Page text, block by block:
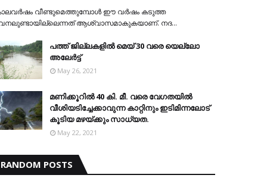
വീണ്ടുമെത്തുമ്പോള്‍ ഈ വര്‍ഷം കടുത്ത
ആശ്വാസമാകുകയാണ്. നദ…
പത്ത് ജില്ലകളില്‍ മെയ് 30 വരെ യെല്ലോ
അലേര്‍ട്ട്
May 26, 2021
മണിക്കൂറിൽ 40 കി. മീ. വരെ വേഗതയിൽ
വീശിയടിച്ചേക്കാവുന്ന കാറ്റിനും ഇടിമിന്നലോട്
കൂടിയ മഴയ്ക്കും സാധ്യത.
May 22, 2021
RANDOM POSTS